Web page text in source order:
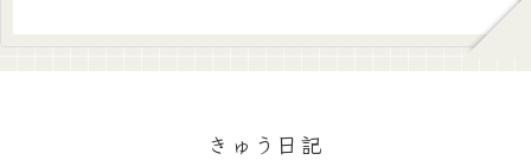
きゅう日記